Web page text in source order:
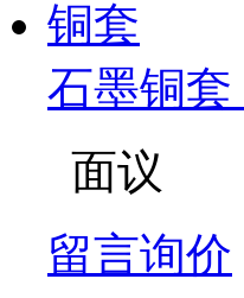
石墨铜套
面议
留言询价